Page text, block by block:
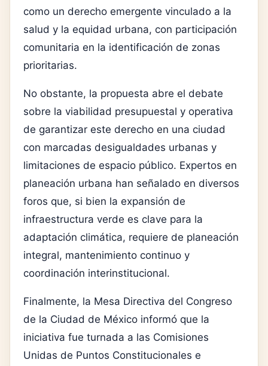
como un derecho emergente vinculado a la
salud y la equidad urbana, con participación
comunitaria en la identificación de zonas
prioritarias.
No obstante, la propuesta abre el debate
sobre la viabilidad presupuestal y operativa
de garantizar este derecho en una ciudad
con marcadas desigualdades urbanas y
limitaciones de espacio público. Expertos en
planeación urbana han señalado en diversos
foros que, si bien la expansión de
infraestructura verde es clave para la
adaptación climática, requiere de planeación
integral, mantenimiento continuo y
coordinación interinstitucional.
Finalmente, la Mesa Directiva del Congreso
de la Ciudad de México informó que la
iniciativa fue turnada a las Comisiones
Unidas de Puntos Constitucionales e